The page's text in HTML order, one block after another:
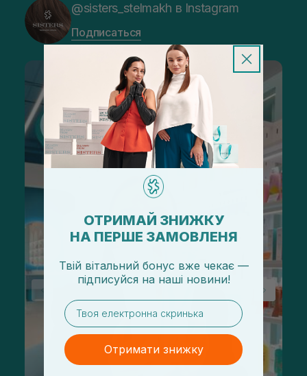
@sisters_stelmakh в Instagram
Подписаться
ОТРИМАЙ ЗНИЖКУ
НА ПЕРШЕ ЗАМОВЛЕНЯ
Твій вітальний бонус вже чекає —
підписуйся на наші новини!
email
Отримати знижку